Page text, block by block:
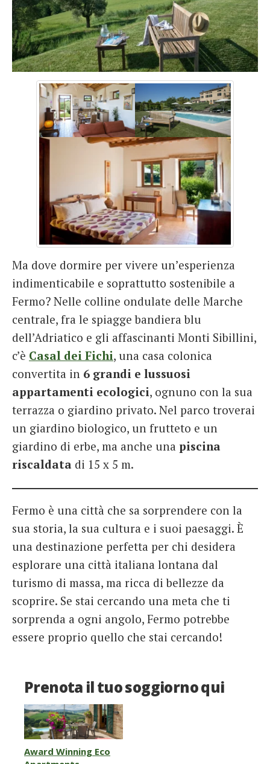
Ma dove dormire per vivere un’esperienza
indimenticabile e soprattutto sostenibile a
Fermo? Nelle colline ondulate delle Marche
centrale, fra le spiagge bandiera blu
dell’Adriatico e gli affascinanti Monti Sibillini,
c’è Casal dei Fichi, una casa colonica
convertita in 6 grandi e lussuosi
appartamenti ecologici, ognuno con la sua
terrazza o giardino privato. Nel parco troverai
un giardino biologico, un frutteto e un
giardino di erbe, ma anche una piscina
riscaldata di 15 x 5 m.
Fermo è una città che sa sorprendere con la
sua storia, la sua cultura e i suoi paesaggi. È
una destinazione perfetta per chi desidera
esplorare una città italiana lontana dal
turismo di massa, ma ricca di bellezze da
scoprire. Se stai cercando una meta che ti
sorprenda a ogni angolo, Fermo potrebbe
essere proprio quello che stai cercando!
Prenota il tuo soggiorno qui
Award Winning Eco